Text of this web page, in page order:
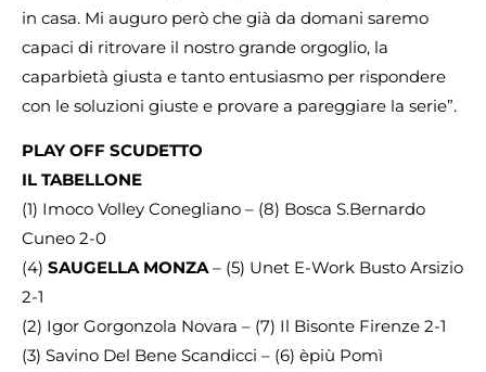
in casa. Mi auguro però che già da domani saremo
capaci di ritrovare il nostro grande orgoglio, la
caparbietà giusta e tanto entusiasmo per rispondere
con le soluzioni giuste e provare a pareggiare la serie”.
PLAY OFF SCUDETTO
IL TABELLONE
(1) Imoco Volley Conegliano – (8) Bosca S.Bernardo
Cuneo 2-0
(4) SAUGELLA MONZA– (5) Unet E-Work Busto Arsizio
2-1
(2) Igor Gorgonzola Novara – (7) Il Bisonte Firenze 2-1
(3) Savino Del Bene Scandicci – (6) èpiù Pomì